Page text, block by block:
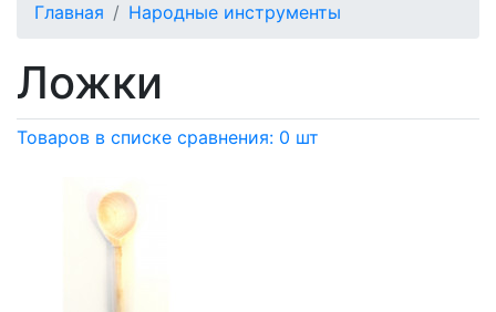
Главная Народные инструменты
Ложки
Товаров в списке сравнения: 0 шт